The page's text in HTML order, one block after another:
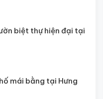
biệt thự hiện đại tại
mái bằng tại Hưng